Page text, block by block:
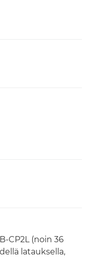
CP2L (noin 36
latauksella,